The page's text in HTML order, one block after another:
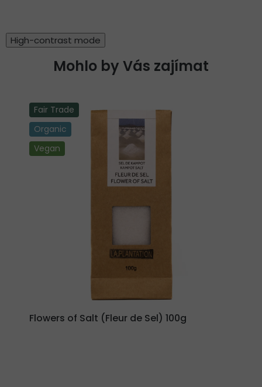
High-contrast mode
Mohlo by Vás zajímat
Fair Trade
Organic
Vegan
Flowers of Salt (Fleur de Sel) 100g